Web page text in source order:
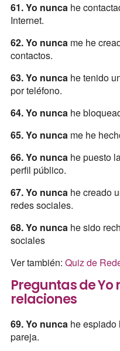
61. Yo nuncahe
Internet.
62. Yo nuncame he
contactos.
63. Yo nuncahe tenido
por teléfono.
64. Yo nuncahe
65. Yo nuncame he
66. Yo nuncahe puesto
perfil público.
67. Yo nuncahe creado
redes sociales.
68. Yo nuncahe sido
sociales
Ver también: Quiz de
Preguntas de Yo
relaciones
69. Yo nuncahe espiado
pareja.